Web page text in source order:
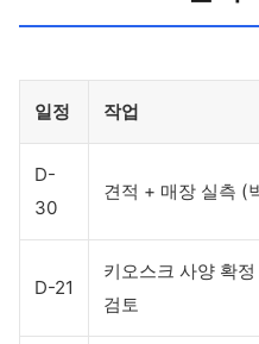
일정 작업
D-
30
견적 + 매장 실측 (
D-21
키오스크 사양 확
검토